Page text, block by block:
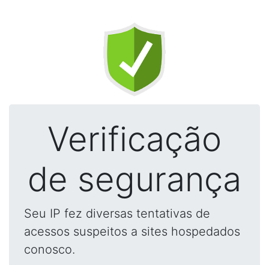
Verificação
de segurança
Seu IP fez diversas tentativas de
acessos suspeitos a sites hospedados
conosco.